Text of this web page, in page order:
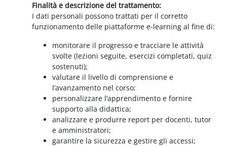
Finalità e descrizione del trattamento:
I dati personali possono trattati per il corretto
funzionamento delle piattaforme e-learning al fine di:
monitorare il progresso e tracciare le attività
svolte (lezioni seguite, esercizi completati, quiz
sostenuti);
valutare il livello di comprensione e
l’avanzamento nel corso;
personalizzare l’apprendimento e fornire
supporto alla didattica;
analizzare e produrre report per docenti, tutor
e amministratori;
garantire la sicurezza e gestire gli accessi;